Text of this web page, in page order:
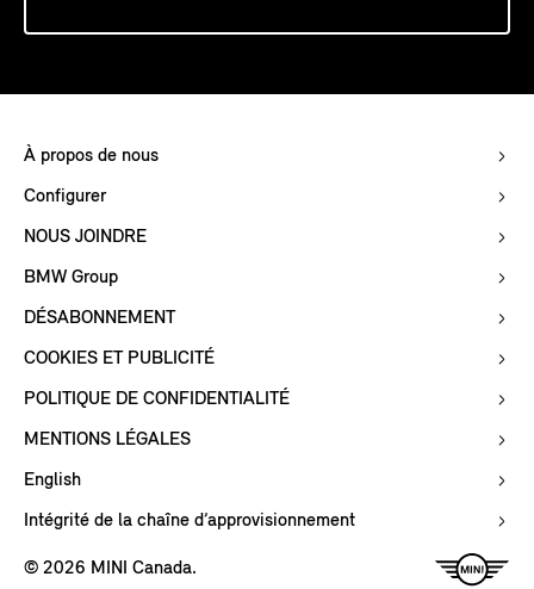
À propos de nous
Configurer
NOUS JOINDRE
BMW Group
DÉSABONNEMENT
COOKIES ET PUBLICITÉ
POLITIQUE DE CONFIDENTIALITÉ
MENTIONS LÉGALES
English
Intégrité de la chaîne d’approvisionnement
© 2026 MINI Canada.